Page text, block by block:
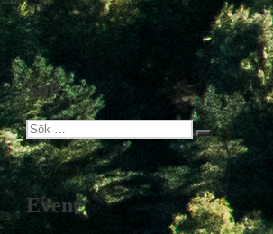
Sök
Sök
efter:
Sök
Event